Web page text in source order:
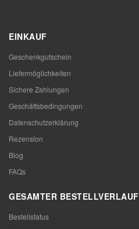
EINKAUF
Geschenkgutschein
Liefermöglichkeiten
Sichere Zahlungen
Geschäftsbedingungen
Datenschutzerklärung
Rezension
Blog
FAQs
GESAMTER BESTELLVERLAUF
Bestellstatus